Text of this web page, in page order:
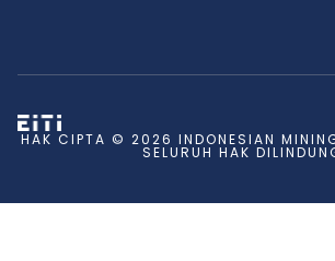
HAK CIPTA © 2026 INDONESIAN
SELURUH HAK